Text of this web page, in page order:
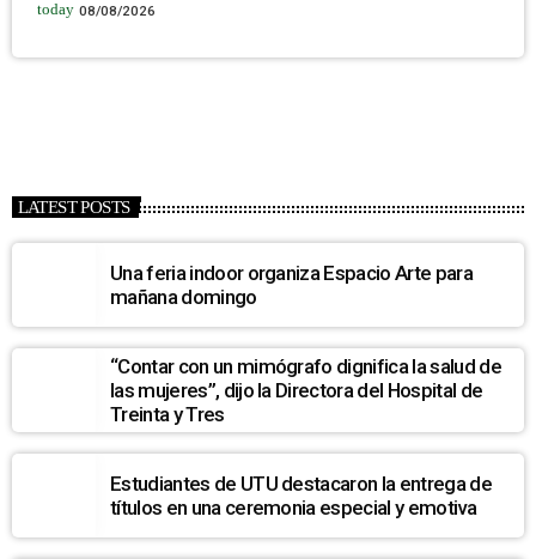
today 08/08/2026
LATEST POSTS
Una feria indoor organiza Espacio Arte para
mañana domingo
“Contar con un mimógrafo dignifica la salud de
las mujeres”, dijo la Directora del Hospital de
Treinta y Tres
Estudiantes de UTU destacaron la entrega de
títulos en una ceremonia especial y emotiva